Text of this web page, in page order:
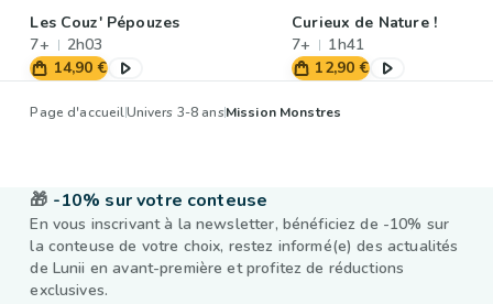
Les Couz' Pépouzes
7+
2h03
14,90 €
Curieux de Nature !
7+
1h41
12,90 €
Page d'accueilUnivers 3-8 ansMission Monstres
🎁 -10% sur votre conteuse
En vous inscrivant à la newsletter, bénéficiez de -10% sur
la conteuse de votre choix, restez informé(e) des actualités
de Lunii en avant-première et profitez de réductions
exclusives.